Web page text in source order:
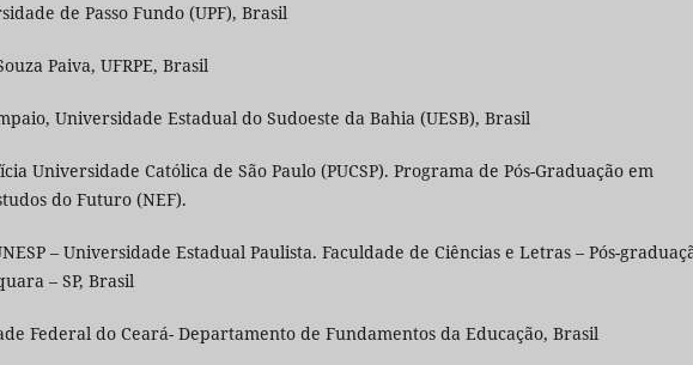
de Passo Fundo (UPF), Brasil
Paiva, UFRPE, Brasil
Universidade Estadual do Sudoeste da Bahia (UESB), Brasil
Universidade Católica de São Paulo (PUCSP). Programa de Pós-Graduação em
do Futuro (NEF).
– Universidade Estadual Paulista. Faculdade de Ciências e Letras – Pós-
– SP, Brasil
Federal do Ceará- Departamento de Fundamentos da Educação, Brasil